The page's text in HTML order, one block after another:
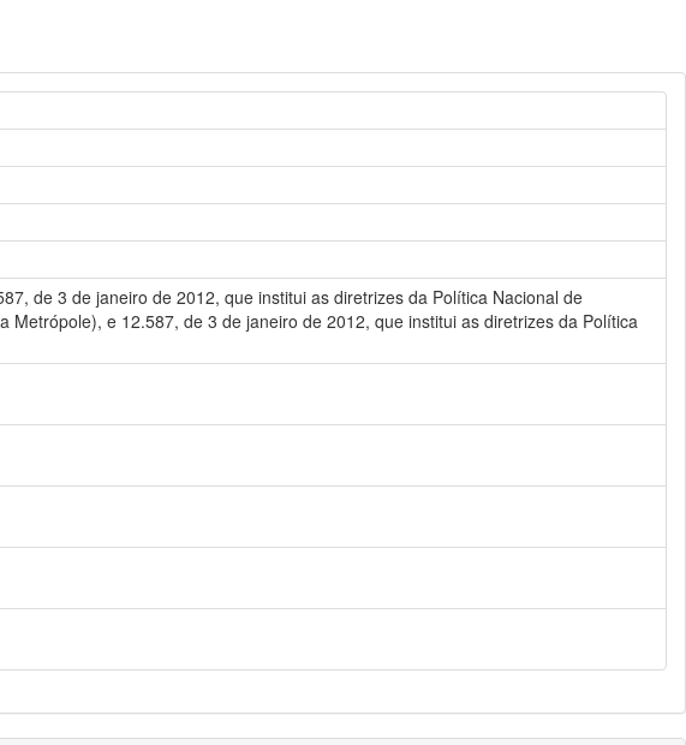
de 3 de janeiro de 2012, que institui as diretrizes da Política Nacional de
Metrópole), e 12.587, de 3 de janeiro de 2012, que institui as diretrizes da Política